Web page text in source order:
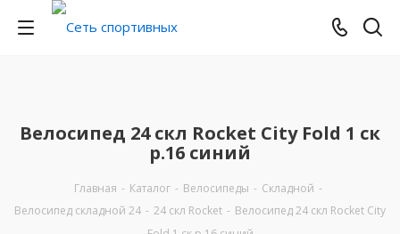
Велосипед 24 скл Rocket City Fold 1 ск
р.16 синий
Главная - Каталог - Велосипеды - Складной -
Велосипед складной 24 - 24 скл Rocket - Велосипед 24 скл Rocket City